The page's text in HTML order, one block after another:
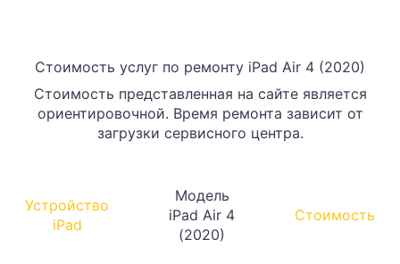
Стоимость услуг по ремонту iPad Air 4 (2020)
Стоимость представленная на сайте является
ориентировочной. Время ремонта зависит от
загрузки сервисного центра.
Устройство
iPad
Модель
iPad Air 4
(2020)
Стоимость